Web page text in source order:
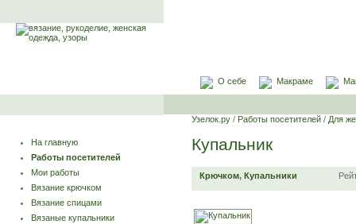
О себе Макраме
На главную
Работы посетителей
Мои работы
Вязание крючком
Вязание спицами
Вязаные купальники
Узелок.ру / Работы посетителей / Для
Купальник
Крючком, Купальники